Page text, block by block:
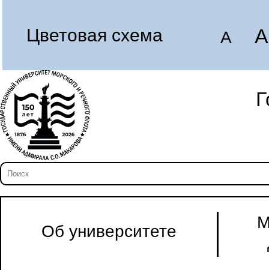
Цветовая схема A A
Об университете